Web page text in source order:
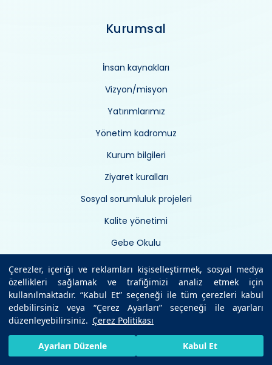
Çerezler, içeriği ve reklamları kişiselleştirmek, sosyal medya
özellikleri sağlamak ve trafiğimizi analiz etmek için
kullanılmaktadır. “Kabul Et” seçeneği ile tüm çerezleri kabul
edebilirsiniz veya “Çerez Ayarları” seçeneği ile ayarları
düzenleyebilirsiniz. Çerez Politikası
Ayarları Düzenle Kabul Et
Kurumsal
İnsan kaynakları
Vizyon/misyon
Yatırımlarımız
Yönetim kadromuz
Kurum bilgileri
Ziyaret kuralları
Sosyal sorumluluk projeleri
Kalite yönetimi
Gebe Okulu
Sponsorluklar
Enerji Politikası
Yasal Metinler ve Politikalar
HIZLI RANDEVU AL BIZE ULAŞIN